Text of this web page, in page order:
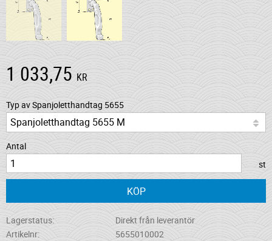
1 033,75 KR
Typ av Spanjoletthandtag 5655
Antal
st
KÖP
Lagerstatus
Direkt från leverantör
Artikelnr
5655010002